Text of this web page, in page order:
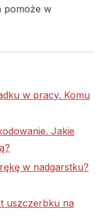
pomoże w
w pracy. Komu
Jakie
w nadgarstku?
uszczerbku na